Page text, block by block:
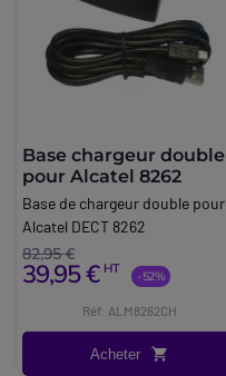
Base chargeur double
pour Alcatel 8262
Base de chargeur double pour
Alcatel DECT 8262
82,95 €
39,95 € HT -52%
Réf: ALM8262CH
Acheter